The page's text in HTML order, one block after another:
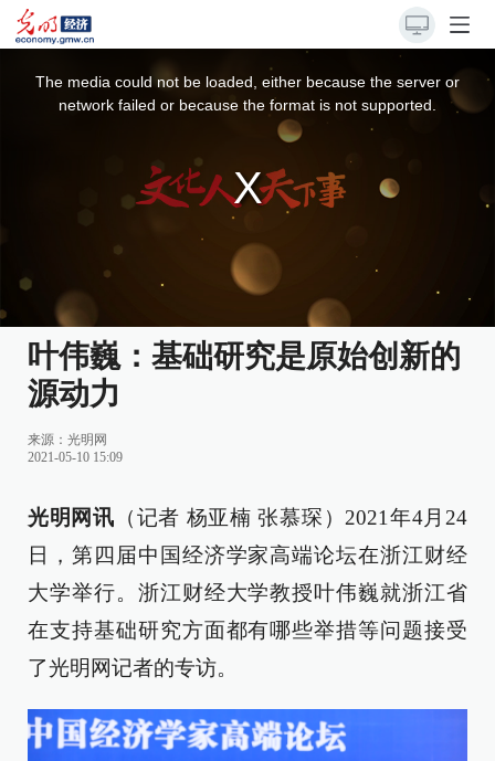
The media could not be loaded, either because the server or
network failed or because the format is not supported.
叶伟巍：基础研究是原始创新的
源动力
来源： 光明网
2021-05-10 15:09
光明网讯 （记者 杨亚楠 张慕琛）2021年4月24
日，第四届中国经济学家高端论坛在浙江财经
大学举行。浙江财经大学教授叶伟巍就浙江省
在支持基础研究方面都有哪些举措等问题接受
了光明网记者的专访。